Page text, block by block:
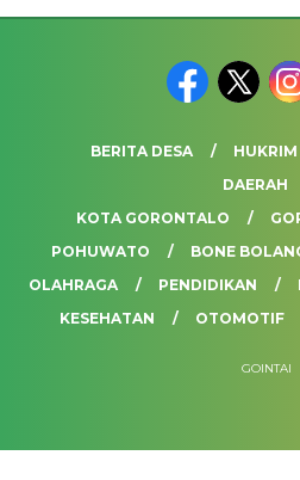
BERITA DESA HUKRIM
DAERAH
KOTA GORONTALO
POHUWATO
BONE
OLAHRAGA
PENDIDIKAN
KESEHATAN
OTOMOTIF
GOINTAI